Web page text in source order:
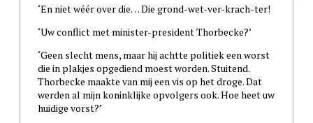
‘En niet wéér over die… Die grond-wet-ver-krach-ter!
‘Uw conflict met minister-president Thorbecke?’
‘Geen slecht mens, maar hij achtte politiek een worst
die in plakjes opgediend moest worden. Stuitend.
Thorbecke maakte van mij een vis op het droge. Dat
werden al mijn koninklijke opvolgers ook. Hoe heet uw
huidige vorst?’